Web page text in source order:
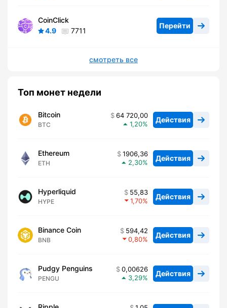
CoinClick
4.9
7711
Перейти
смотреть все
Топ монет недели
Bitcoin
BTC
64 720,00
1,20
Действия
Ethereum
ETH
1906,36
2,30
Действия
Hyperliquid
HYPE
55,83
1,70
Действия
Binance Coin
BNB
594,42
0,80
Действия
Pudgy Penguins
PENGU
0,00626
3,29
Действия